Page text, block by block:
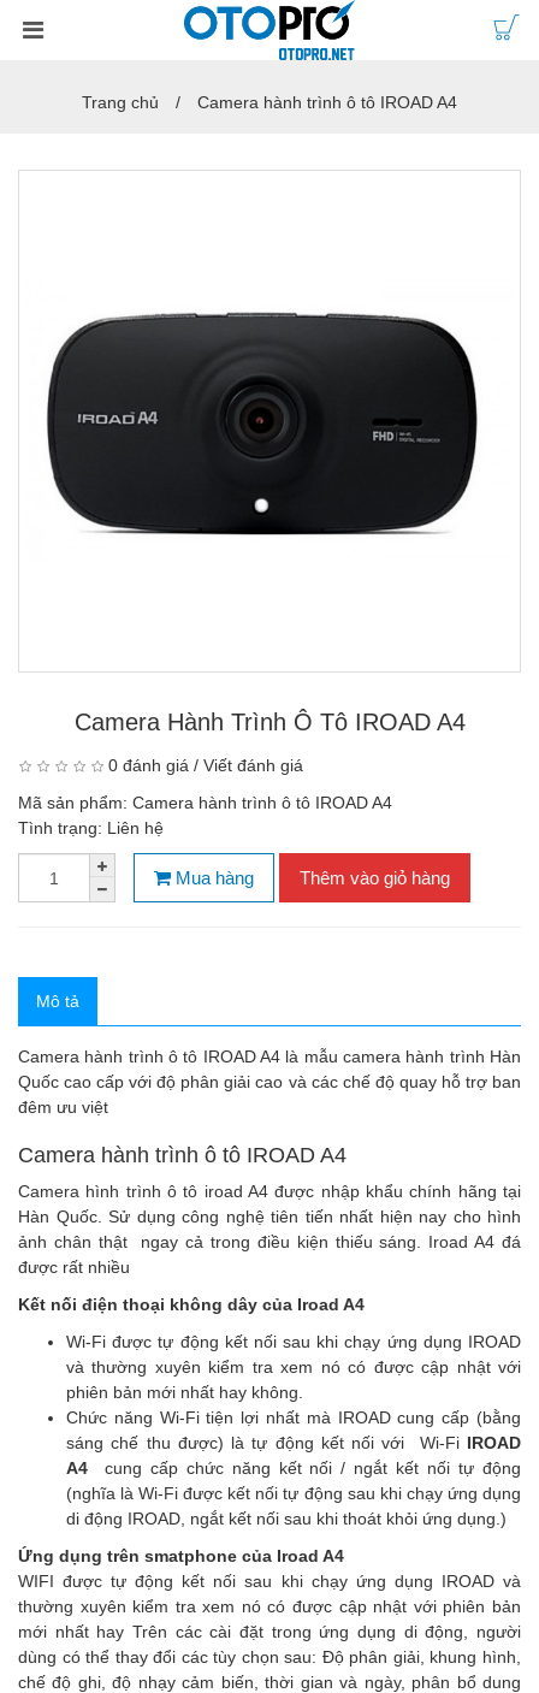
Trang chủ Camera hành trình ô tô IROAD A4
Camera Hành Trình Ô Tô IROAD A4
0 đánh giá / Viết đánh giá
Mã sản phẩm: Camera hành trình ô tô IROAD A4
Tình trạng: Liên hệ
Mua hàng Thêm vào giỏ hàng
Mô tả
Camera hành trình ô tô IROAD A4 là mẫu camera hành trình Hàn
Quốc cao cấp với độ phân giải cao và các chế độ quay hỗ trợ ban
đêm ưu việt
Camera hành trình ô tô IROAD A4
Camera hình trình ô tô iroad A4 được nhập khẩu chính hãng tại
Hàn Quốc. Sử dụng công nghệ tiên tiến nhất hiện nay cho hình
ảnh chân thật ngay cả trong điều kiện thiếu sáng. Iroad A4 đá
được rất nhiều
Kết nối điện thoại không dây của Iroad A4
Wi-Fi được tự động kết nối sau khi chạy ứng dụng IROAD
và thường xuyên kiểm tra xem nó có được cập nhật với
phiên bản mới nhất hay không.
Chức năng Wi-Fi tiện lợi nhất mà IROAD cung cấp (bằng
sáng chế thu được) là tự động kết nối với Wi-Fi IROAD
A4
cung cấp chức năng kết nối / ngắt kết nối tự động
(nghĩa là Wi-Fi được kết nối tự động sau khi chạy ứng dụng
di động IROAD, ngắt kết nối sau khi thoát khỏi ứng dụng.)
Ứng dụng trên smatphone của Iroad A4
WIFI được tự động kết nối sau khi chạy ứng dụng IROAD và
thường xuyên kiểm tra xem nó có được cập nhật với phiên bản
mới nhất hay Trên các cài đặt trong ứng dụng di động, người
dùng có thể thay đổi các tùy chọn sau: Độ phân giải, khung hình,
chế độ ghi, độ nhạy cảm biến, thời gian và ngày, phân bổ dung